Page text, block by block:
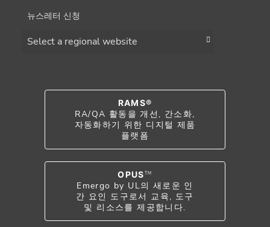
뉴스레터 신청
RAMS®
RA/QA 활동을 개선, 간소화,
자동화하기 위한 디지털 제품
플랫폼
OPUS TM
Emergo by UL의 새로운 인
간 요인 도구로서 교육, 도구
및 리소스를 제공합니다.